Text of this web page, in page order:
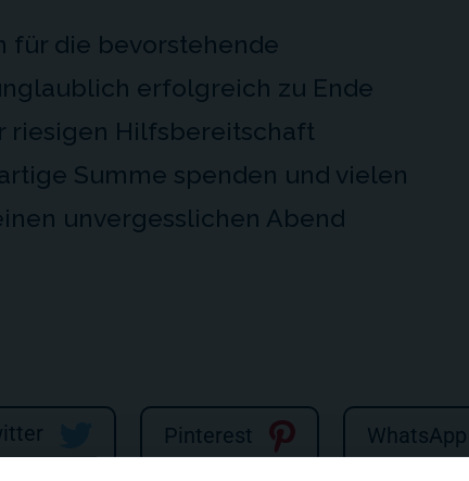
für die bevorstehende
erfolgreich zu Ende
riesigen Hilfsbereitschaft
Summe spenden und vielen
unvergesslichen Abend
Pinterest WhatsApp